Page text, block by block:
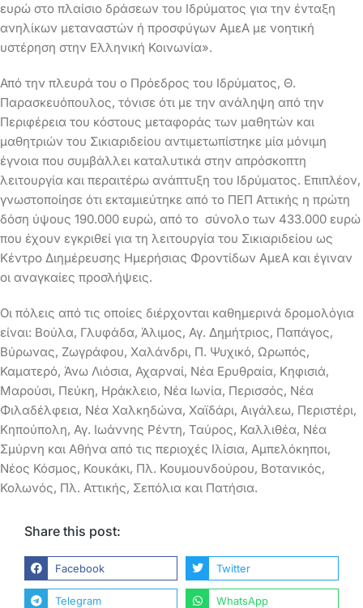
ευρώ στο πλαίσιο δράσεων του Ιδρύματος για την ένταξη
ανηλίκων μεταναστών ή προσφύγων ΑμεΑ με νοητική
υστέρηση στην Ελληνική Κοινωνία».
Από την πλευρά του ο Πρόεδρος του Ιδρύματος, Θ.
Παρασκευόπουλος, τόνισε ότι με την ανάληψη από την
Περιφέρεια του κόστους μεταφοράς των μαθητών και
μαθητριών του Σικιαριδείου αντιμετωπίστηκε μία μόνιμη
έγνοια που συμβάλλει καταλυτικά στην απρόσκοπτη
λειτουργία και περαιτέρω ανάπτυξη του Ιδρύματος. Επιπλέον,
γνωστοποίησε ότι εκταμιεύτηκε από το ΠΕΠ Αττικής η πρώτη
δόση ύψους 190.000 ευρώ, από το σύνολο των 433.000 ευρώ
που έχουν εγκριθεί για τη λειτουργία του Σικιαριδείου ως
Κέντρο Διημέρευσης Ημερήσιας Φροντίδων ΑμεΑ και έγιναν
οι αναγκαίες προσλήψεις.
Οι πόλεις από τις οποίες διέρχονται καθημερινά δρομολόγια
είναι: Βούλα, Γλυφάδα, Άλιμος, Αγ. Δημήτριος, Παπάγος,
Βύρωνας, Ζωγράφου, Χαλάνδρι, Π. Ψυχικό, Ωρωπός,
Καματερό, Άνω Λιόσια, Αχαρναί, Νέα Ερυθραία, Κηφισιά,
Μαρούσι, Πεύκη, Ηράκλειο, Νέα Ιωνία, Περισσός, Νέα
Φιλαδέλφεια, Νέα Χαλκηδώνα, Χαϊδάρι, Αιγάλεω, Περιστέρι,
Κηπούπολη, Αγ. Ιωάννης Ρέντη, Ταύρος, Καλλιθέα, Νέα
Σμύρνη και Αθήνα από τις περιοχές Ιλίσια, Αμπελόκηποι,
Νέος Κόσμος, Κουκάκι, Πλ. Κουμουνδούρου, Βοτανικός,
Κολωνός, Πλ. Αττικής, Σεπόλια και Πατήσια.
Share this post:
Facebook Twitter
Telegram WhatsApp